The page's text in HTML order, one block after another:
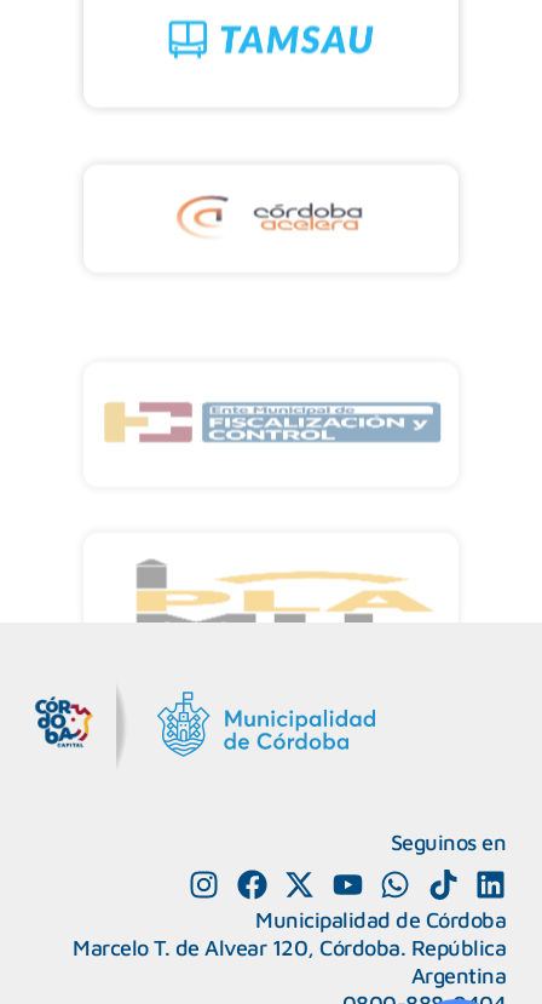
Seguinos en
Municipalidad de Córdoba
Marcelo T. de Alvear 120, Córdoba. República
Argentina